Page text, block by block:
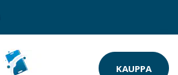
KAUPPA